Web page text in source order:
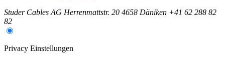
Studer Cables AG Herrenmattstr. 20 4658 Däniken +41 62 288 82
82
Privacy Einstellungen